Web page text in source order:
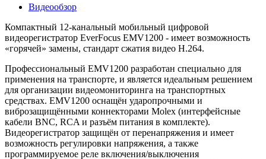
Видеообзор
Компактный 12-канальный мобильный цифровой
видеорегистратор EverFocus EMV1200 - имеет возможность
«горячей» замены, стандарт сжатия видео H.264.
Профессиональный EMV1200 разработан специально для
применения на транспорте, и является идеальным решением
для организации видеомониторинга на транспортных
средствах. EMV1200 оснащён ударопрочными и
виброзащищёнными коннекторами Molex (интерфейсные
кабели BNC, RCA и разъём питания в комплекте).
Видеорегистратор защищён от перенапряжения и имеет
возможность регулировки напряжения, а также
программируемое реле включения/выключения